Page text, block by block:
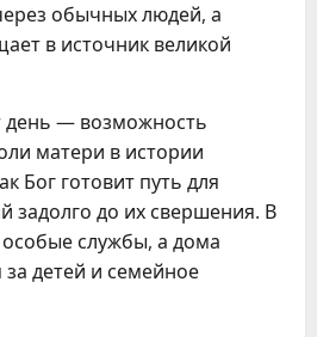
обычных людей, а
в источник великой
день — возможность
матери в истории
Бог готовит путь для
задолго до их свершения. В
службы, а дома
детей и семейное